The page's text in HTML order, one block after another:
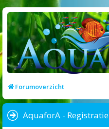
Forumoverzicht
AquaforA - Registratie